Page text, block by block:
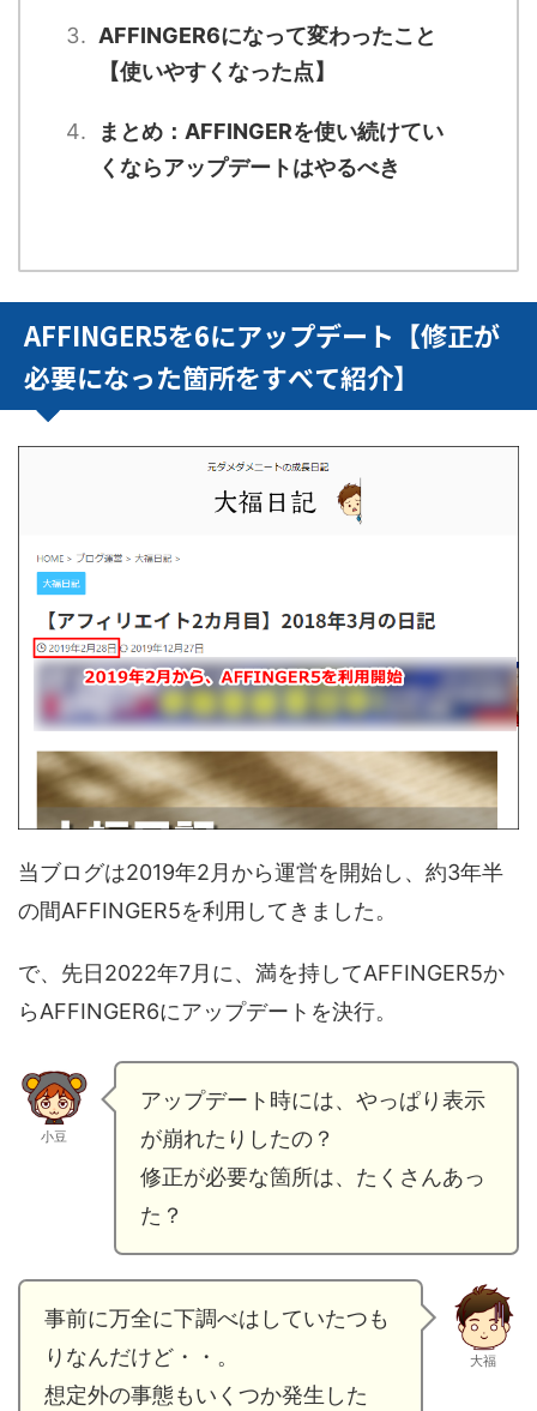
AFFINGER6になって変わったこと
【使いやすくなった点】
まとめ：AFFINGERを使い続けてい
くならアップデートはやるべき
AFFINGER5を6にアップデート【修正が
必要になった箇所をすべて紹介】
当ブログは2019年2月から運営を開始し、約3年半
の間AFFINGER5を利用してきました。
で、先日2022年7月に、満を持してAFFINGER5か
らAFFINGER6にアップデートを決行。
小豆
アップデート時には、やっぱり表示
が崩れたりしたの？
修正が必要な箇所は、たくさんあっ
た？
事前に万全に下調べはしていたつも
りなんだけど・・。
想定外の事態もいくつか発生した
大福